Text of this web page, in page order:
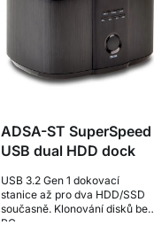
ADSA-ST SuperSpeed
USB dual HDD dock
USB 3.2 Gen 1 dokovací
stanice až pro dva HDD/SSD
současně. Klonování disků bez
PC.